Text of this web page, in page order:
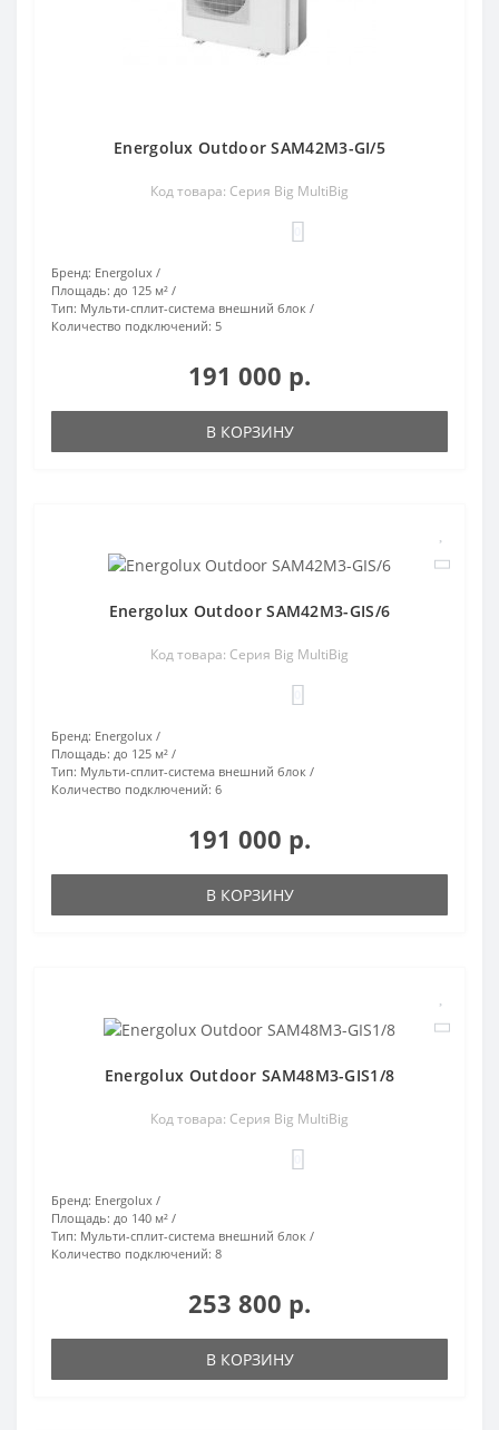
Energolux Outdoor SAM42M3-GI/5
Код товара: Серия Big MultiBig
Бренд: Energolux
Площадь: до 125 м²
Тип: Мульти-сплит-система внешний блок
Количество подключений: 5
191 000 р.
В КОРЗИНУ
Energolux Outdoor SAM42M3-GIS/6
Код товара: Серия Big MultiBig
Бренд: Energolux
Площадь: до 125 м²
Тип: Мульти-сплит-система внешний блок
Количество подключений: 6
191 000 р.
В КОРЗИНУ
Energolux Outdoor SAM48M3-GIS1/8
Код товара: Серия Big MultiBig
Бренд: Energolux
Площадь: до 140 м²
Тип: Мульти-сплит-система внешний блок
Количество подключений: 8
253 800 р.
В КОРЗИНУ